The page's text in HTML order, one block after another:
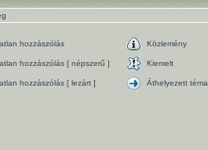
hozzászólás Közlemény
hozzászólás [ népszerű ] Kiemelt
hozzászólás [ lezárt ] Áthelyezett téma